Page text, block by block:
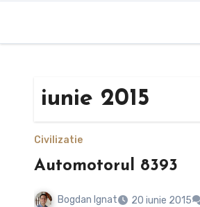
iunie 2015
Civilizatie
Automotorul 8393
Bogdan Ignat 20 iunie 2015